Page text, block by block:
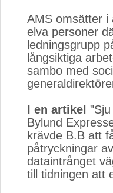
AMS omsätter i
elva personer
ledningsgrupp
långsiktiga
sambo med
I en artikel
Bylund
krävde B.B att
påtryckningar
dataintrånget
till tidningen att